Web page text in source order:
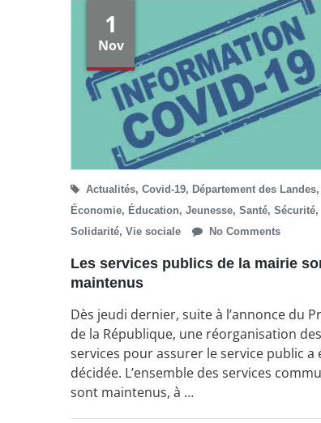
1
Nov
Actualités, Covid-19, Département des Landes,
Économie, Éducation, Jeunesse, Santé, Sécurité,
Solidarité, Vie sociale No Comments
Les services publics de la mairie
maintenus
Dès jeudi dernier, suite à l’annonce du
de la République, une réorganisation des
services pour assurer le service public a
décidée. L’ensemble des services
sont maintenus, à …